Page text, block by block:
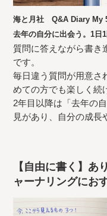
海と月社 Q&A Diary My
去年の自分に出会う。1日
質問に答えながら書き
です。
毎日違う質問が用意さ
めての方でも楽しく続
2年目以降は「去年の
見があり、自分の成長
【自由に書く】あ
ャーナリングにお